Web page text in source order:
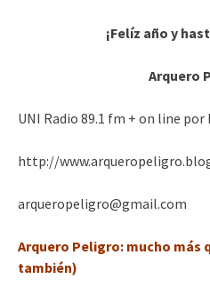
¡Felíz año y
Arquero
UNI Radio 89.1 fm + on line
http://
arqueropeligro@gmail.com
Arquero Peligro: mucho más
también)